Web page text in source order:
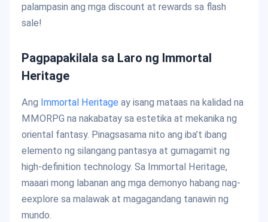
palampasin ang mga discount at rewards sa flash
sale!
Pagpapakilala sa Laro ng Immortal
Heritage
Ang Immortal Heritage ay isang mataas na kalidad na
MMORPG na nakabatay sa estetika at mekanika ng
oriental fantasy. Pinagsasama nito ang iba’t ibang
elemento ng silangang pantasya at gumagamit ng
high-definition technology. Sa Immortal Heritage,
maaari mong labanan ang mga demonyo habang nag-
eexplore sa malawak at magagandang tanawin ng
mundo.